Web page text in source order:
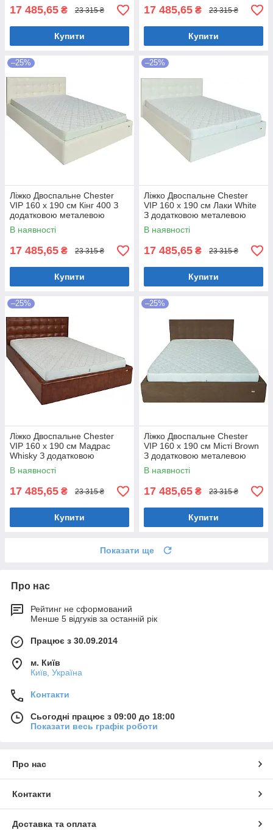
17 485,65 ₴ 23 315 ₴
Купити
17 485,65 ₴ 23 315 ₴
Купити
–25%
Ліжко Двоспальне Chester
VIP 160 х 190 см Кінг 400 З
додатковою металевою
цільнозварною рамою C1
Білий
В наявності
17 485,65 ₴ 23 315 ₴
Купити
–25%
Ліжко Двоспальне Chester
VIP 160 х 190 см Лаки White
З додатковою металевою
цільнозварною рамою Білий
В наявності
17 485,65 ₴ 23 315 ₴
Купити
–25%
Ліжко Двоспальне Chester
VIP 160 х 190 см Мадрас
Whisky З додатковою
металевою цільнозварною
рамою Коричневий
В наявності
17 485,65 ₴ 23 315 ₴
Купити
–25%
Ліжко Двоспальне Chester
VIP 160 х 190 см Місті Brown
З додатковою металевою
цільнозварною рамою
Коричневий
В наявності
17 485,65 ₴ 23 315 ₴
Купити
Показати ще
Про нас
Рейтинг не сформований
Менше 5 відгуків за останній рік
Працює з 30.09.2014
м. Київ
Київ, Україна
Контакти
Сьогодні працює з 09:00 до 18:00
Показати весь графік роботи
Про нас
Контакти
Доставка та оплата